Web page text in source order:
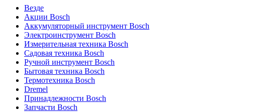
Везде
Акции Bosch
Аккумуляторный инструмент Bosch
Электроинструмент Bosch
Измерительная техника Bosch
Садовая техника Bosch
Ручной инструмент Bosch
Бытовая техника Bosch
Термотехника Bosch
Dremel
Принадлежности Bosch
Запчасти Bosch